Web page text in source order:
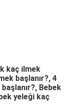
kaç ilmek
başlanır?, 4
Bebek
yeleği kaç